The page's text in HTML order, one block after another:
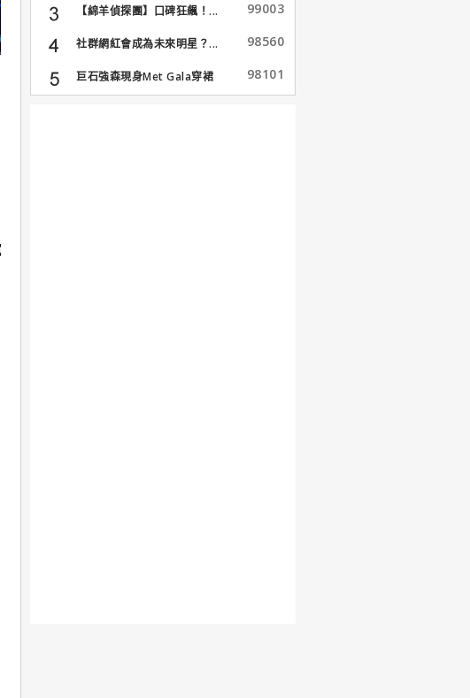
【綿羊偵探團】口碑狂飆！... 99003
社群網紅會成為未來明星？... 98560
巨石強森現身Met Gala穿裙
子...
98101